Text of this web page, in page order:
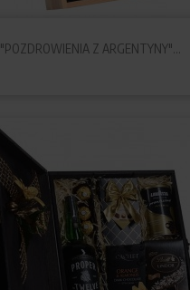
"POZDROWIENIA Z ARGENTYNY"...
